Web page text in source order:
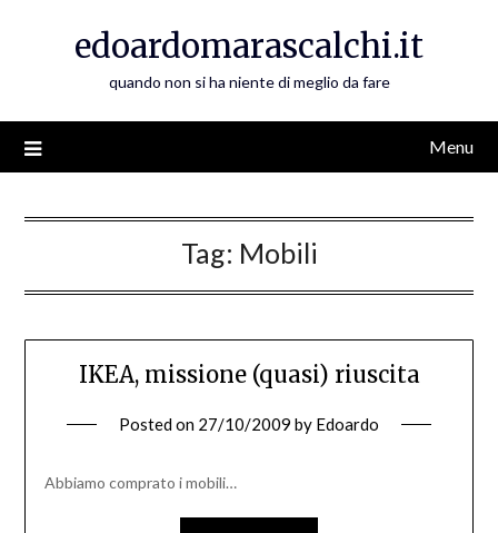
edoardomarascalchi.it
quando non si ha niente di meglio da fare
Menu
Tag: Mobili
IKEA, missione (quasi) riuscita
Posted on 27/10/2009 by Edoardo
Abbiamo comprato i mobili…